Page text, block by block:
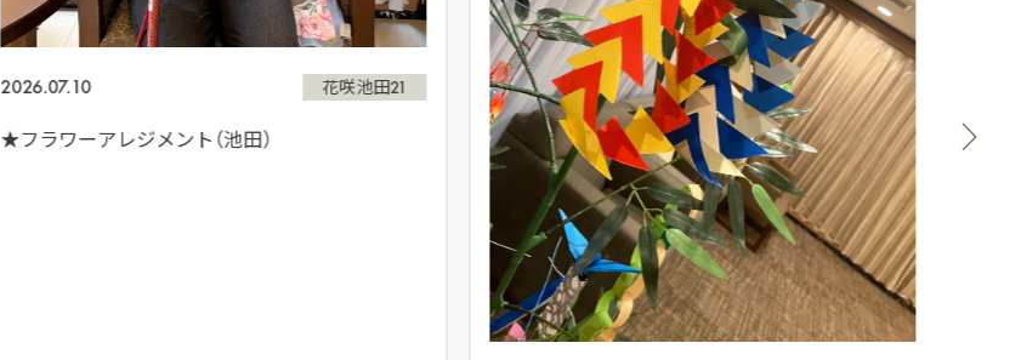
2026.07.10 花咲池田21
★フラワーアレジメント（池田）